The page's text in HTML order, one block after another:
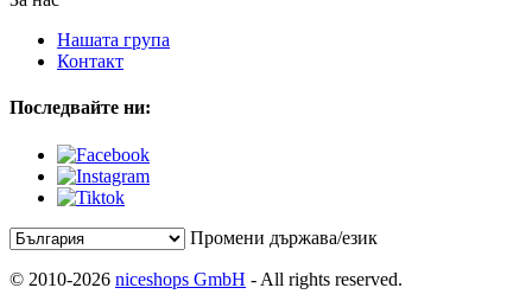
Нашата група
Контакт
Последвайте ни:
Промени държава/език
© 2010-2026 niceshops GmbH - All rights reserved.